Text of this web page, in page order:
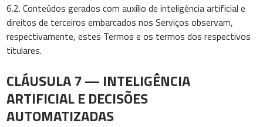
6.2. Conteúdos gerados com auxílio de inteligência artificial e
direitos de terceiros embarcados nos Serviços observam,
respectivamente, estes Termos e os termos dos respectivos
titulares.
CLÁUSULA 7 — INTELIGÊNCIA
ARTIFICIAL E DECISÕES
AUTOMATIZADAS